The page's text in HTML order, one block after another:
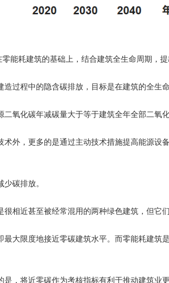
能耗建筑的基础上，结合建筑全生命周期，提
过程中的隐含碳排放，目标是在建筑的全生
氧化碳年减碳量大于等于建筑全年全部二氧化
外，更多的是通过主动技术措施提高能源设
碳排放。
相近甚至被经常混用的两种绿色建筑，但它们
大限度地接近零碳建筑水平。而零能耗建筑
，将近零碳作为考核指标有利于推动建筑业更